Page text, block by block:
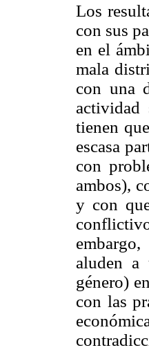
Los
con sus
en el
mala
con una
actividad
tienen
escasa
con
ambos),
y con
aluden a
género)
con las